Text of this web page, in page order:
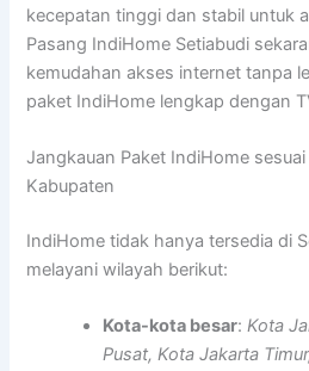
kecepatan tinggi dan stabil untuk
Pasang IndiHome Setiabudi
kemudahan akses internet tanpa
paket IndiHome lengkap dengan
Jangkauan Paket IndiHome
Kabupaten
IndiHome tidak hanya tersedia di
melayani wilayah berikut:
Kota-kota besar:Kota
Pusat, Kota Jakarta